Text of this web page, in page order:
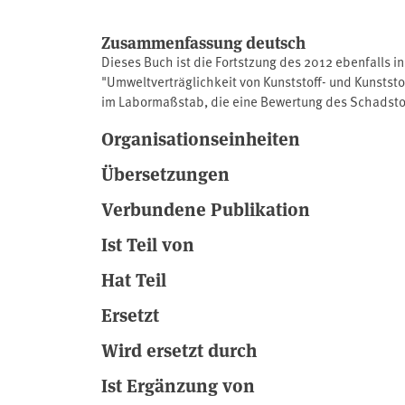
Zusammenfassung deutsch
Dieses Buch ist die Fortstzung des 2012 ebenfalls
"Umweltverträglichkeit von Kunststoff- und
im Labormaßstab, die eine Bewertung des
untersuchten Sportbodensysteme. Dieses Buch ist
Berichts zum Thema "Umweltverträglichkeit von
von Testmethoden im Labormaßstab, die eine
setzte sich das aktuelle Projekt nun mit der
Grundwasserverträglichkeit der untersuchten
Organisationseinheiten
Übersetzungen
Verbundene Publikation
Ist Teil von
Hat Teil
Ersetzt
Wird ersetzt durch
Ist Ergänzung von